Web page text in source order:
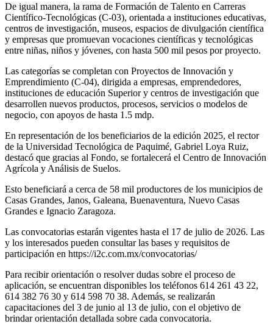
De igual manera, la rama de Formación de Talento en Carreras
Científico-Tecnológicas (C-03), orientada a instituciones educativas,
centros de investigación, museos, espacios de divulgación científica
y empresas que promuevan vocaciones científicas y tecnológicas
entre niñas, niños y jóvenes, con hasta 500 mil pesos por proyecto.
Las categorías se completan con Proyectos de Innovación y
Emprendimiento (C-04), dirigida a empresas, emprendedores,
instituciones de educación Superior y centros de investigación que
desarrollen nuevos productos, procesos, servicios o modelos de
negocio, con apoyos de hasta 1.5 mdp.
En representación de los beneficiarios de la edición 2025, el rector
de la Universidad Tecnológica de Paquimé, Gabriel Loya Ruiz,
destacó que gracias al Fondo, se fortalecerá el Centro de Innovación
Agrícola y Análisis de Suelos.
Esto beneficiará a cerca de 58 mil productores de los municipios de
Casas Grandes, Janos, Galeana, Buenaventura, Nuevo Casas
Grandes e Ignacio Zaragoza.
Las convocatorias estarán vigentes hasta el 17 de julio de 2026. Las
y los interesados pueden consultar las bases y requisitos de
participación en https://i2c.com.mx/convocatorias/
Para recibir orientación o resolver dudas sobre el proceso de
aplicación, se encuentran disponibles los teléfonos 614 261 43 22,
614 382 76 30 y 614 598 70 38. Además, se realizarán
capacitaciones del 3 de junio al 13 de julio, con el objetivo de
brindar orientación detallada sobre cada convocatoria.